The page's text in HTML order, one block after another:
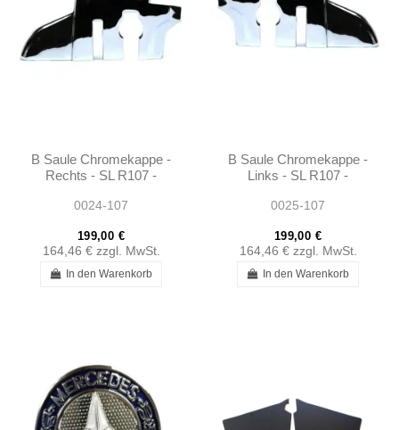
B Saule Chromekappe -
Rechts - SL R107 -
0024-107
199,00 €
164,46 € zzgl. MwSt.
In den Warenkorb
B Saule Chromekappe -
Links - SL R107 -
0025-107
199,00 €
164,46 € zzgl. MwSt.
In den Warenkorb